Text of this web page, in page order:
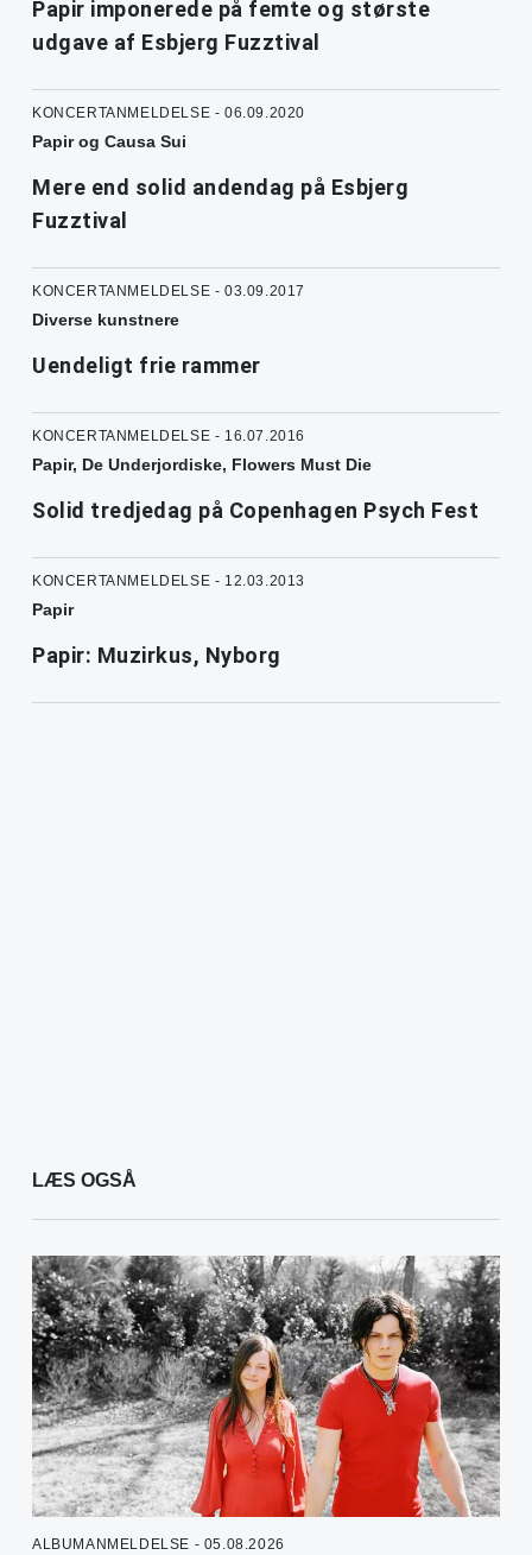
Papir imponerede på femte og største
udgave af Esbjerg Fuzztival
KONCERTANMELDELSE - 06.09.2020
Papir og Causa Sui
Mere end solid andendag på Esbjerg
Fuzztival
KONCERTANMELDELSE - 03.09.2017
Diverse kunstnere
Uendeligt frie rammer
KONCERTANMELDELSE - 16.07.2016
Papir, De Underjordiske, Flowers Must Die
Solid tredjedag på Copenhagen Psych Fest
KONCERTANMELDELSE - 12.03.2013
Papir
Papir: Muzirkus, Nyborg
LÆS OGSÅ
ALBUMANMELDELSE - 05.08.2026